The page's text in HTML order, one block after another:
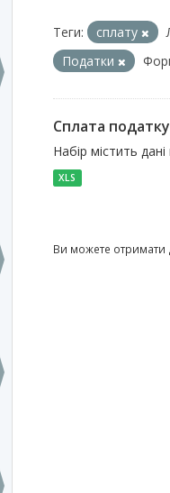
Теги: сплату
Податки
Сплата
Набір містить
XLS
Ви можете отримати